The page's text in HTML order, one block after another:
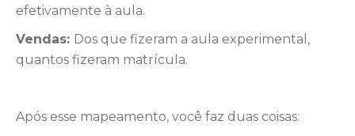
efetivamente à aula.
Vendas: Dos que fizeram a aula experimental,
quantos fizeram matrícula.
Após esse mapeamento, você faz duas coisas: